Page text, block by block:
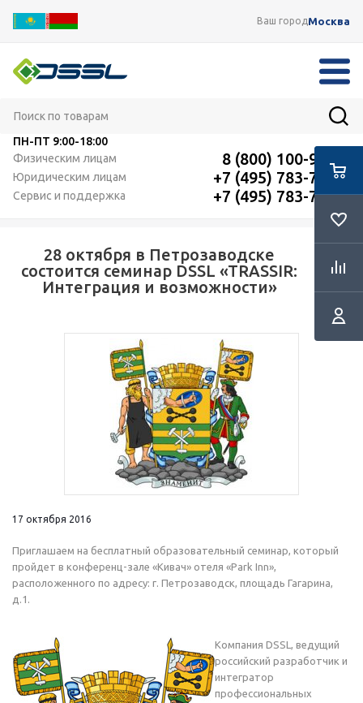
Ваш городМосква
ПН-ПТ 9:00-18:00
Физическим лицам
8 (800) 100-91-12
Юридическим лицам +7 (495) 783-72-87
Сервис и поддержка +7 (495) 783-72-87
28 октября в Петрозаводске
состоится семинар DSSL «TRASSIR:
Интеграция и возможности»
RSS
17 октября 2016
Приглашаем на бесплатный образовательный семинар, который
пройдет в конференц-зале «Кивач» отеля «Park Inn»,
расположенного по адресу: г. Петрозаводск, площадь Гагарина,
д.1.
Компания DSSL, ведущий
российский разработчик и
интегратор
профессиональных